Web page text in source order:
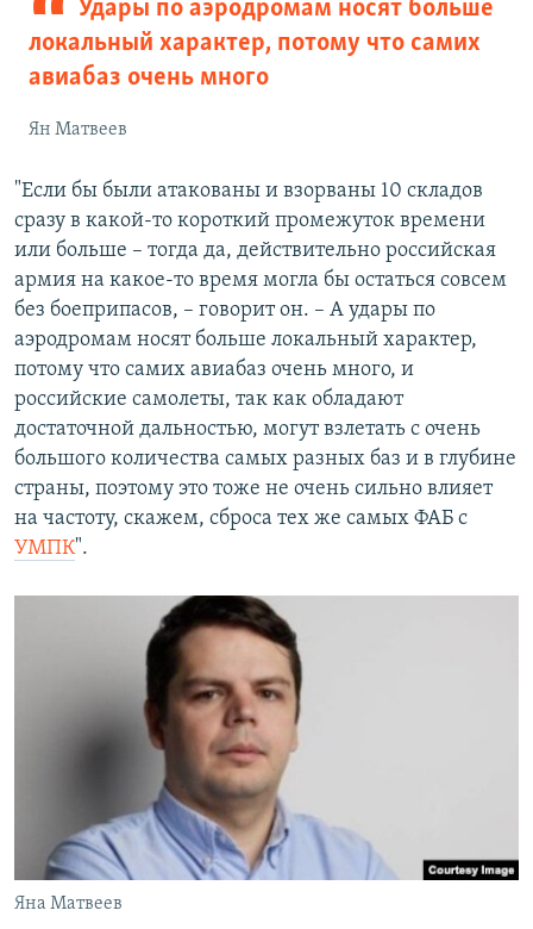
Удары по аэродромам носят больше
локальный характер, потому что самих
авиабаз очень много
Ян Матвеев
"Если бы были атакованы и взорваны 10 складов
сразу в какой-то короткий промежуток времени
или больше – тогда да, действительно российская
армия на какое-то время могла бы остаться совсем
без боеприпасов, – говорит он. – А удары по
аэродромам носят больше локальный характер,
потому что самих авиабаз очень много, и
российские самолеты, так как обладают
достаточной дальностью, могут взлетать с очень
большого количества самых разных баз и в глубине
страны, поэтому это тоже не очень сильно влияет
на частоту, скажем, сброса тех же самых ФАБ с
УМПК".
Яна Матвеев